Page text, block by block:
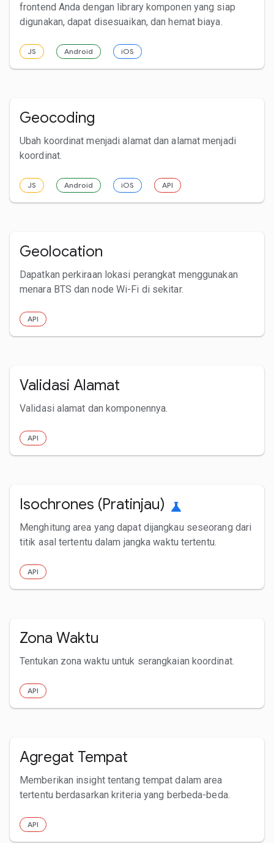
frontend Anda dengan library komponen yang siap
digunakan, dapat disesuaikan, dan hemat biaya.
JS Android iOS
Geocoding
Ubah koordinat menjadi alamat dan alamat menjadi
koordinat.
JS Android iOS API
Geolocation
Dapatkan perkiraan lokasi perangkat menggunakan
menara BTS dan node Wi-Fi di sekitar.
API
Validasi Alamat
Validasi alamat dan komponennya.
API
Isochrones (Pratinjau) science
Menghitung area yang dapat dijangkau seseorang dari
titik asal tertentu dalam jangka waktu tertentu.
API
Zona Waktu
Tentukan zona waktu untuk serangkaian koordinat.
API
Agregat Tempat
Memberikan insight tentang tempat dalam area
tertentu berdasarkan kriteria yang berbeda-beda.
API